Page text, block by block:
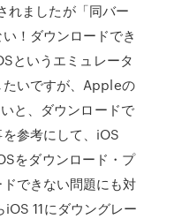
れましたが「同バー
！ダウンロードでき
というエミュレータ
たいですが、Appleの
と、ダウンロードで
参考にして、iOS
をダウンロード・プ
できない問題にも対
11にダウングレー